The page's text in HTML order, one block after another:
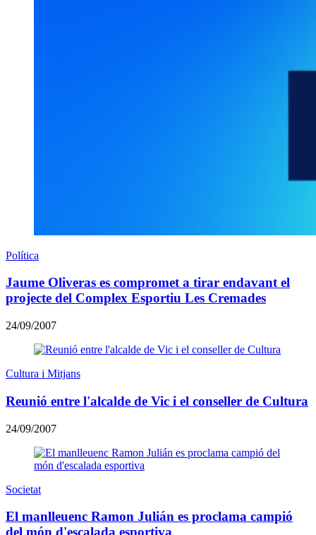
Política
Jaume Oliveras es compromet a tirar endavant el
projecte del Complex Esportiu Les Cremades
24/09/2007
Cultura i Mitjans
Reunió entre l'alcalde de Vic i el conseller de Cultura
24/09/2007
Societat
El manlleuenc Ramon Julián es proclama campió